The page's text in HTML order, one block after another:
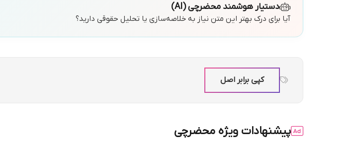
دستیار هوشمند محضرچی (AI)
آیا برای درک بهتر این متن نیاز به خلاصه‌سازی یا تحلیل حقوقی دارید؟
کپی برابر اصل
پیشنهادات ویژه محضرچی